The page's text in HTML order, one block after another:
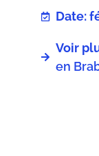
Date:
Voir
en